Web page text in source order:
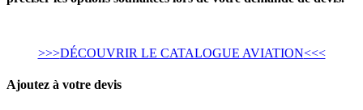
>>>DÉCOUVRIR LE CATALOGUE AVIATION<<<
Ajoutez à votre devis